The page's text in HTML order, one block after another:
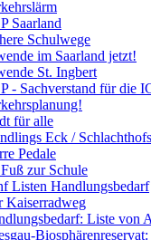
Saarland
Schulwege
im Saarland jetzt!
St. Ingbert
- Sachverstand für die
für alle
Eck /
Pedale
zur Schule
Listen Handlungsbedarf
Kaiserradweg
Liste von